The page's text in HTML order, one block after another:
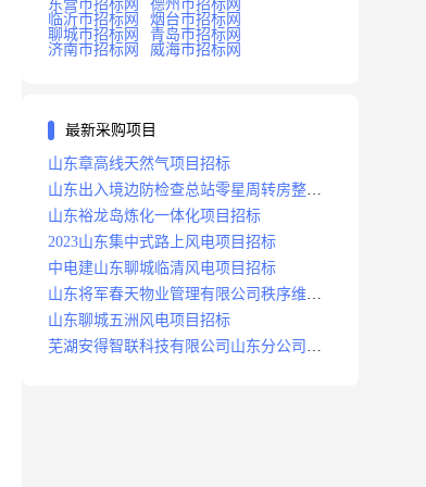
东营市招标网
德州市招标网
临沂市招标网
烟台市招标网
聊城市招标网
青岛市招标网
济南市招标网
威海市招标网
最新采购项目
山东章高线天然气项目招标
山东出入境边防检查总站零星周转房整修
项目招标中标
山东裕龙岛炼化一体化项目招标
2023山东集中式路上风电项目招标
中电建山东聊城临清风电项目招标
山东将军春天物业管理有限公司秩序维护
服务项目招标公告
山东聊城五洲风电项目招标
芜湖安得智联科技有限公司山东分公司济